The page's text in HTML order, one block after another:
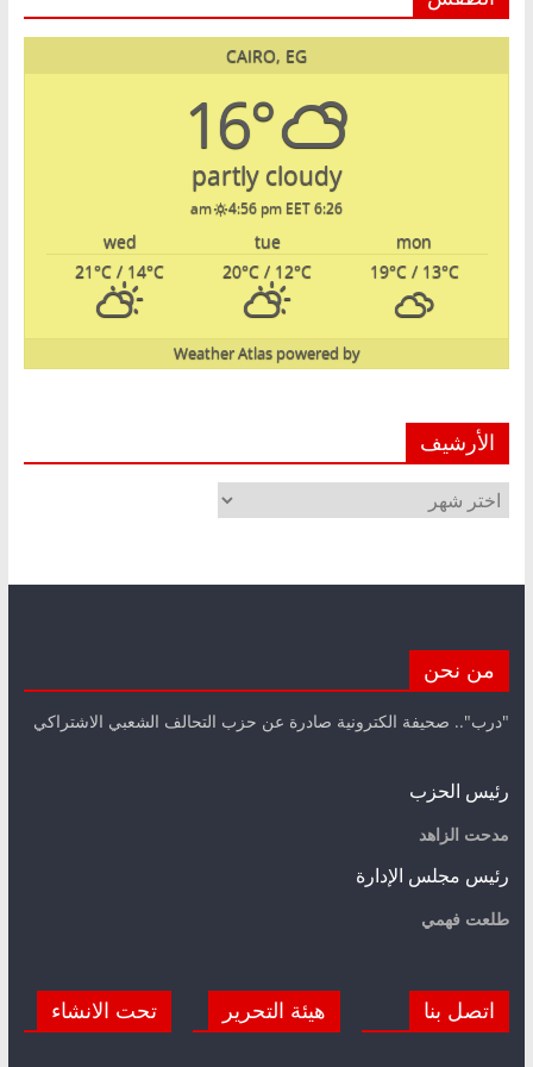
CAIRO, EG
16°
partly cloudy
6:26 am
4:56 pm EET
mon
tue
wed
19°C/ 13°C
20°C / 12°C
21°C / 14°C
powered by
Weather Atlas
الأرشيف
الأرشيف
من نحن
"درب".. صحيفة الكترونية صادرة عن حزب التحالف الشعبي الاشتراكي
رئيس الحزب
مدحت الزاهد
رئيس مجلس الإدارة
طلعت فهمي
اتصل بنا هيئة التحرير تحت الانشاء